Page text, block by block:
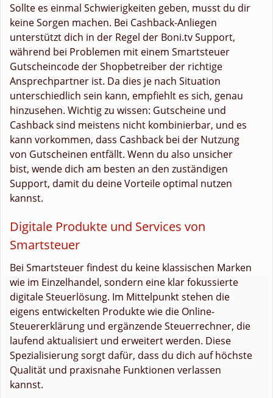
Sollte es einmal Schwierigkeiten geben, musst du dir
keine Sorgen machen. Bei Cashback-Anliegen
unterstützt dich in der Regel der Boni.tv Support,
während bei Problemen mit einem Smartsteuer
Gutscheincode der Shopbetreiber der richtige
Ansprechpartner ist. Da dies je nach Situation
unterschiedlich sein kann, empfiehlt es sich, genau
hinzusehen. Wichtig zu wissen: Gutscheine und
Cashback sind meistens nicht kombinierbar, und es
kann vorkommen, dass Cashback bei der Nutzung
von Gutscheinen entfällt. Wenn du also unsicher
bist, wende dich am besten an den zuständigen
Support, damit du deine Vorteile optimal nutzen
kannst.
Digitale Produkte und Services von
Smartsteuer
Bei Smartsteuer findest du keine klassischen Marken
wie im Einzelhandel, sondern eine klar fokussierte
digitale Steuerlösung. Im Mittelpunkt stehen die
eigens entwickelten Produkte wie die Online-
Steuererklärung und ergänzende Steuerrechner, die
laufend aktualisiert und erweitert werden. Diese
Spezialisierung sorgt dafür, dass du dich auf höchste
Qualität und praxisnahe Funktionen verlassen
kannst.